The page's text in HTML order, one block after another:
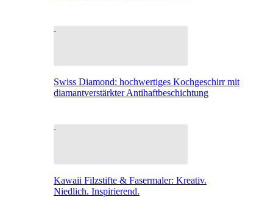
Swiss Diamond: hochwertiges Kochgeschirr mit
diamantverstärkter Antihaftbeschichtung
Kawaii Filzstifte & Fasermaler: Kreativ.
Niedlich. Inspirierend.